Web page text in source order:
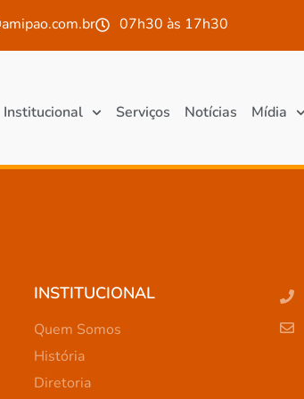
07h30 às 17h30
Institucional Serviços Notícias Mídia
INSTITUCIONAL
Quem Somos
História
Diretoria